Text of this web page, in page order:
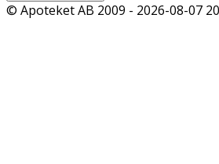
© Apoteket AB 2009 - 2026-08-07